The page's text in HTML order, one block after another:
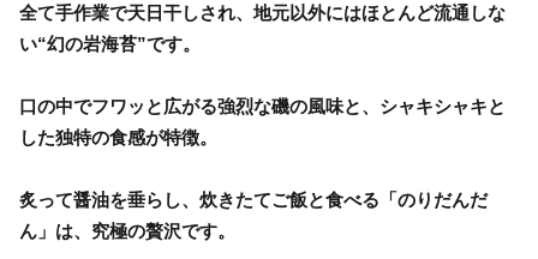
全て手作業で天日干しされ、地元以外にはほとんど流通しな
い“幻の岩海苔”です。
口の中でフワッと広がる強烈な磯の風味と、シャキシャキと
した独特の食感が特徴。
炙って醤油を垂らし、炊きたてご飯と食べる「のりだんだ
ん」は、究極の贅沢です。